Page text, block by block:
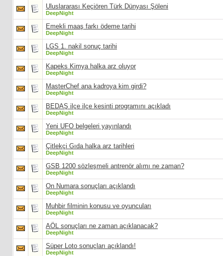
Uluslararası Keçiören Türk Dünyası Şöleni
DeepNight
Emekli maaş farkı ödeme tarihi
DeepNight
LGS 1. nakil sonuç tarihi
DeepNight
Kapeks Kimya halka arz oluyor
DeepNight
MasterChef ana kadroya kim girdi?
DeepNight
BEDAŞ ilçe ilçe kesinti programını açıkladı
DeepNight
Yeni UFO belgeleri yayınlandı
DeepNight
Çitlekçi Gıda halka arz tarihleri
DeepNight
GSB 1200 sözleşmeli antrenör alımı ne zaman?
DeepNight
On Numara sonuçları açıklandı
DeepNight
Muhbir filminin konusu ve oyuncuları
DeepNight
AÖL sonuçları ne zaman açıklanacak?
DeepNight
Süper Loto sonuçları açıklandı!
DeepNight